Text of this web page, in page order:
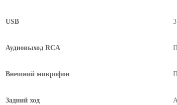
USB
Аудиовыход RCA
Внешний микрофон
Задний ход